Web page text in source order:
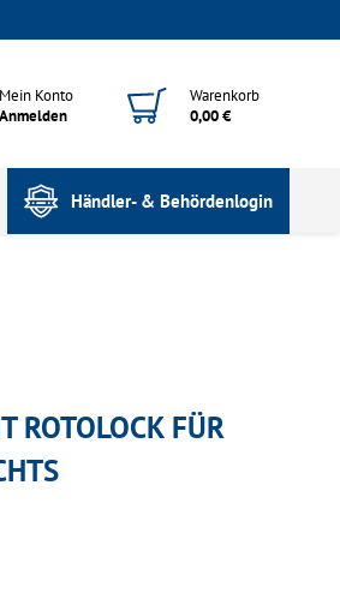
Mein Konto
Anmelden
Warenkorb
0,00 €
Händler- & Behördenlogin
ROTOLOCK FÜR